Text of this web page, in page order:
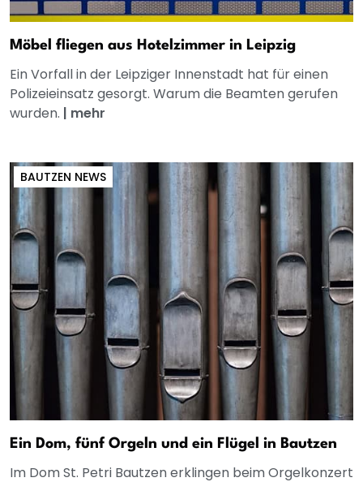
Möbel fliegen aus Hotelzimmer in Leipzig
Ein Vorfall in der Leipziger Innenstadt hat für einen
Polizeieinsatz gesorgt. Warum die Beamten gerufen
wurden. | mehr
BAUTZEN NEWS
Ein Dom, fünf Orgeln und ein Flügel in Bautzen
Im Dom St. Petri Bautzen erklingen beim Orgelkonzert